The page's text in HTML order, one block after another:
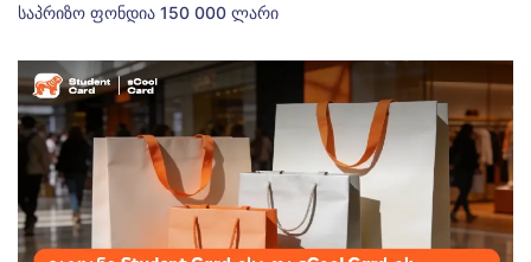
საპრიზო ფონდია 150 000 ლარი